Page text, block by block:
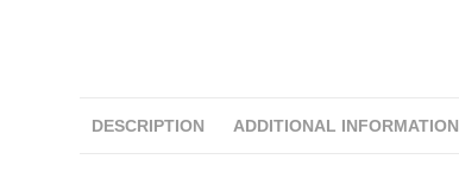
DESCRIPTION ADDITIONAL INFORMATION